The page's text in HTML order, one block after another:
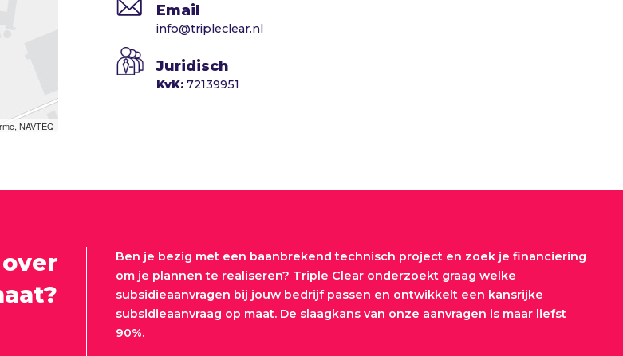
NAVTEQ
Email
info@tripleclear.nl
Juridisch
KvK: 72139951
Ben je bezig met een baanbrekend technisch project en zoek je financiering
om je plannen te realiseren? Triple Clear onderzoekt graag welke
subsidieaanvragen bij jouw bedrijf passen en ontwikkelt een kansrijke
subsidieaanvraag op maat. De slaagkans van onze aanvragen is maar liefst
90%.